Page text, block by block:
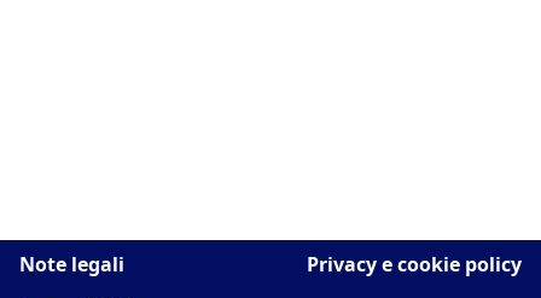
Note legali
Privacy e cookie policy